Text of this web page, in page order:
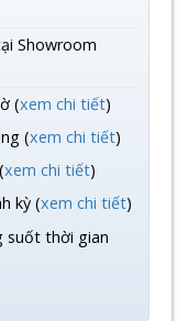
Showroom
(xem chi tiết)
(xem chi tiết)
xem chi tiết)
kỳ (xem chi tiết)
suốt thời gian